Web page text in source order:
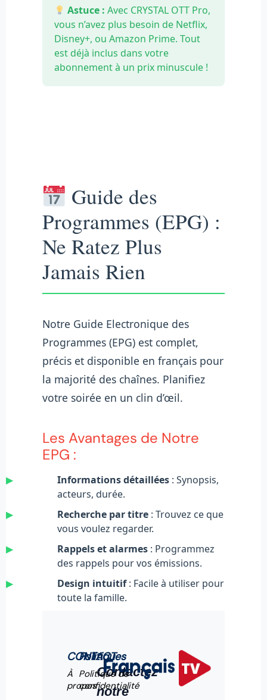
Astuce : Avec CRYSTAL OTT Pro,
vous n’avez plus besoin de Netflix,
Disney+, ou Amazon Prime. Tout
est déjà inclus dans votre
abonnement à un prix minuscule !
Guide des
Programmes (EPG) :
Ne Ratez Plus
Jamais Rien
Notre Guide Electronique des
Programmes (EPG) est complet,
précis et disponible en français pour
la majorité des chaînes. Planifiez
votre soirée en un clin d’œil.
Les Avantages de Notre
EPG :
▶ Informations détaillées : Synopsis,
acteurs, durée.
▶
Recherche par titre : Trouvez ce que
vous voulez regarder.
▶
Rappels et alarmes : Programmez
des rappels pour vos émissions.
▶
Design intuitif: Facile à utiliser pour
toute la famille.
CONTACT
À
propos
Politiques
Politique de
confidentialité
Contactez
notre